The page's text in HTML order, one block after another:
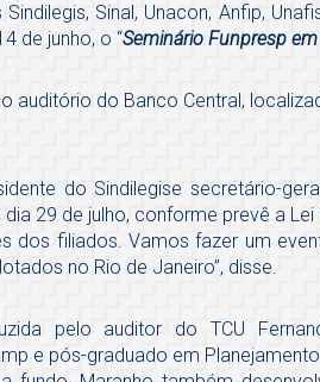
Sinal, Unacon, Anfip,
de junho, o “Seminário Funpresp
auditório do Banco Central,
do Sindilegise secretário-
29 de julho, conforme prevê a
dos filiados. Vamos fazer um
no Rio de Janeiro”, disse.
pelo auditor do TCU
e pós-graduado em